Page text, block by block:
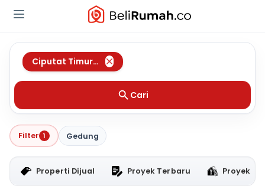
Ciputat Timur
,Tangerang Selatan
Cari
Filter 1 Gedung
Properti Dijual Proyek Terbaru Proyek